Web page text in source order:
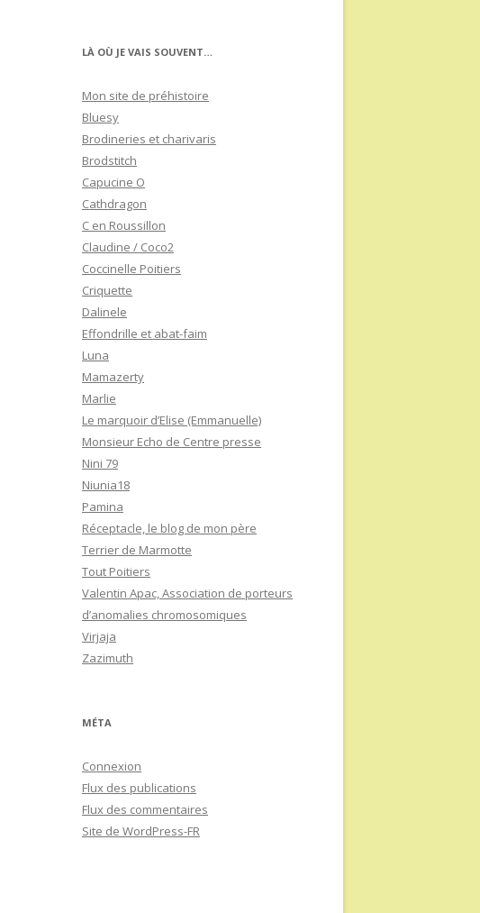
LÀ OÙ JE VAIS SOUVENT…
Mon site de préhistoire
Bluesy
Brodineries et charivaris
Brodstitch
Capucine O
Cathdragon
C en Roussillon
Claudine / Coco2
Coccinelle Poitiers
Criquette
Dalinele
Effondrille et abat-faim
Luna
Mamazerty
Marlie
Le marquoir d’Elise (Emmanuelle)
Monsieur Echo de Centre presse
Nini 79
Niunia18
Pamina
Réceptacle, le blog de mon père
Terrier de Marmotte
Tout Poitiers
Valentin Apac, Association de porteurs
d’anomalies chromosomiques
Virjaja
Zazimuth
MÉTA
Connexion
Flux des publications
Flux des commentaires
Site de WordPress-FR